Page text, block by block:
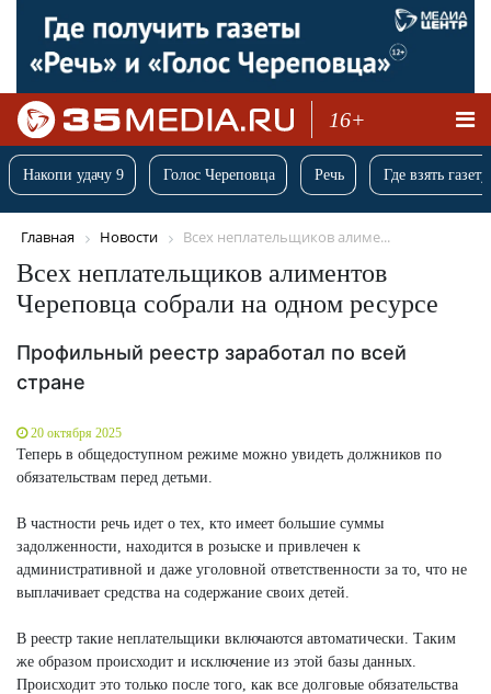
16+
Накопи удачу 9 Голос Череповца Речь Где взять
Главная Новости Всех неплательщиков алиме...
Всех неплательщиков алиментов
Череповца собрали на одном ресурсе
Профильный реестр заработал по всей
стране
20 октября 2025
Теперь в общедоступном режиме можно увидеть должников по
обязательствам перед детьми.
В частности речь идет о тех, кто имеет большие суммы
задолженности, находится в розыске и привлечен к
административной и даже уголовной ответственности за то, что не
выплачивает средства на содержание своих детей.
В реестр такие неплательщики включаются автоматически. Таким
же образом происходит и исключение из этой базы данных.
Происходит это только после того, как все долговые обязательства